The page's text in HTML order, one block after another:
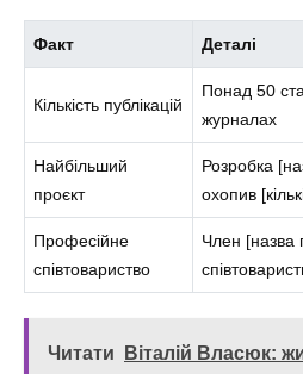
Факт Деталі
Кількість публікацій
Понад 50
журналах
Найбільший
проєкт
Розробка
охопив
Професійне
співтовариство
Член [назва
Читати
Віталій Власюк: